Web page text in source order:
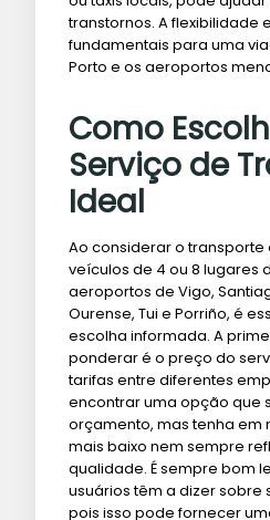
transtornos. A flexibilidade
fundamentais para uma
Porto e os aeroportos
Como
Serviço de
Ideal
Ao considerar o transporte
veículos de 4 ou 8 lugares
aeroportos de Vigo,
Ourense, Tui e Porriño, é
escolha informada. A
ponderar é o preço do
tarifas entre diferentes
encontrar uma opção que
orçamento, mas tenha em
mais baixo nem sempre
qualidade. É sempre bom
usuários têm a dizer sobre
pois isso pode fornecer